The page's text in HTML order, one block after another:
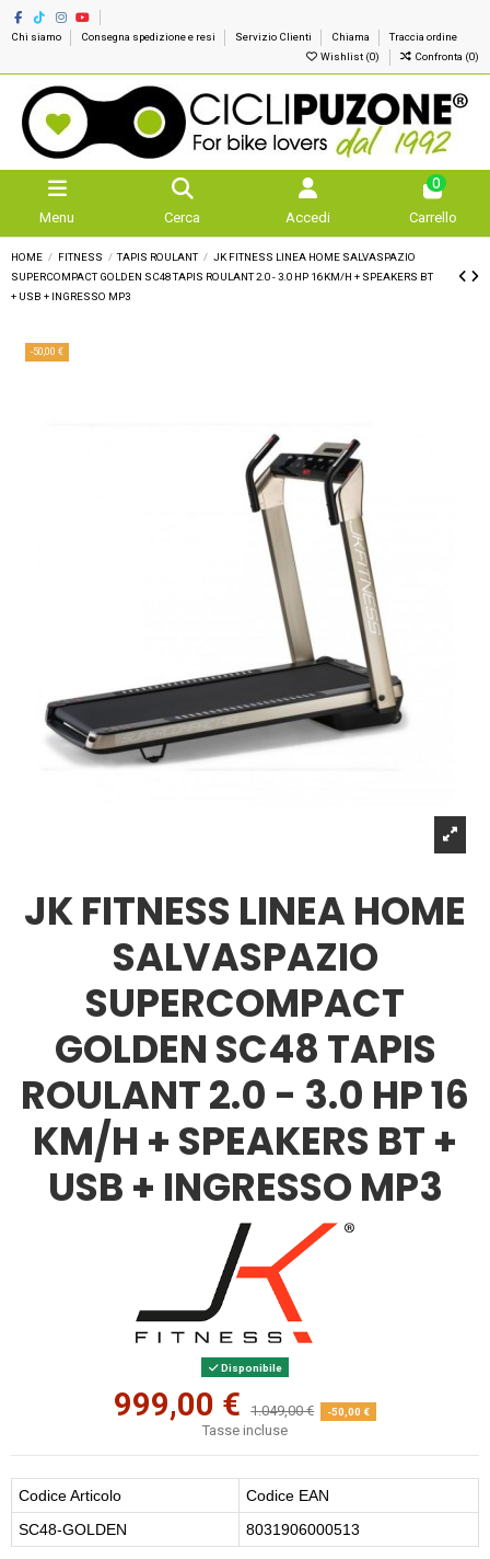
Chi siamo Consegna spedizione e resi Servizio Clienti Chiama
Traccia ordine
Wishlist (0) Confronta (0)
Menu Cerca Accedi
0
Carrello
HOME FITNESS TAPIS ROULANT
JK FITNESS LINEA HOME SALVASPAZIO
SUPERCOMPACT GOLDEN SC48 TAPIS ROULANT 2.0 - 3.0 HP 16 KM/H + SPEAKERS BT
+ USB + INGRESSO MP3
-50,00 €
JK FITNESS LINEA HOME
SALVASPAZIO
SUPERCOMPACT
GOLDEN SC48 TAPIS
ROULANT 2.0 - 3.0 HP 16
KM/H + SPEAKERS BT +
USB + INGRESSO MP3
Disponibile
999,00 € 1.049,00 € -50,00 €
Tasse incluse
Codice Articolo
Codice EAN
SC48-GOLDEN
8031906000513